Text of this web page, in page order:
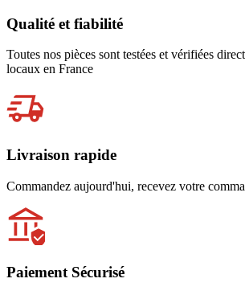
Qualité et fiabilité
Toutes nos pièces sont testées et vérifiées
locaux en France
Livraison rapide
Commandez aujourd'hui, recevez votre
Paiement Sécurisé